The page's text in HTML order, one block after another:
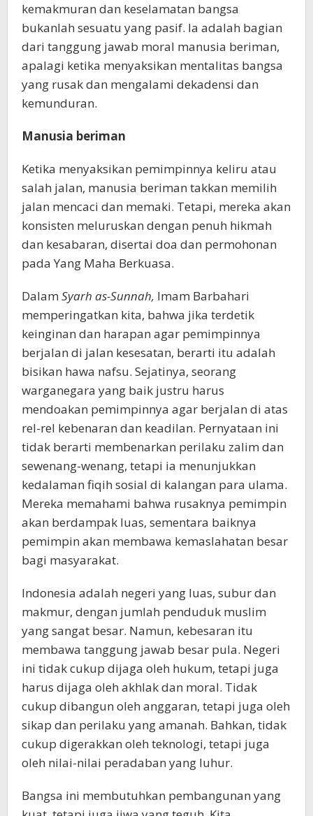
kemakmuran dan keselamatan bangsa
bukanlah sesuatu yang pasif. Ia adalah bagian
dari tanggung jawab moral manusia beriman,
apalagi ketika menyaksikan mentalitas bangsa
yang rusak dan mengalami dekadensi dan
kemunduran.
Manusia beriman
Ketika menyaksikan pemimpinnya keliru atau
salah jalan, manusia beriman takkan memilih
jalan mencaci dan memaki. Tetapi, mereka akan
konsisten meluruskan dengan penuh hikmah
dan kesabaran, disertai doa dan permohonan
pada Yang Maha Berkuasa.
Dalam Syarh as-Sunnah, Imam Barbahari
memperingatkan kita, bahwa jika terdetik
keinginan dan harapan agar pemimpinnya
berjalan di jalan kesesatan, berarti itu adalah
bisikan hawa nafsu. Sejatinya, seorang
warganegara yang baik justru harus
mendoakan pemimpinnya agar berjalan di atas
rel-rel kebenaran dan keadilan. Pernyataan ini
tidak berarti membenarkan perilaku zalim dan
sewenang-wenang, tetapi ia menunjukkan
kedalaman fiqih sosial di kalangan para ulama.
Mereka memahami bahwa rusaknya pemimpin
akan berdampak luas, sementara baiknya
pemimpin akan membawa kemaslahatan besar
bagi masyarakat.
Indonesia adalah negeri yang luas, subur dan
makmur, dengan jumlah penduduk muslim
yang sangat besar. Namun, kebesaran itu
membawa tanggung jawab besar pula. Negeri
ini tidak cukup dijaga oleh hukum, tetapi juga
harus dijaga oleh akhlak dan moral. Tidak
cukup dibangun oleh anggaran, tetapi juga oleh
sikap dan perilaku yang amanah. Bahkan, tidak
cukup digerakkan oleh teknologi, tetapi juga
oleh nilai-nilai peradaban yang luhur.
Bangsa ini membutuhkan pembangunan yang